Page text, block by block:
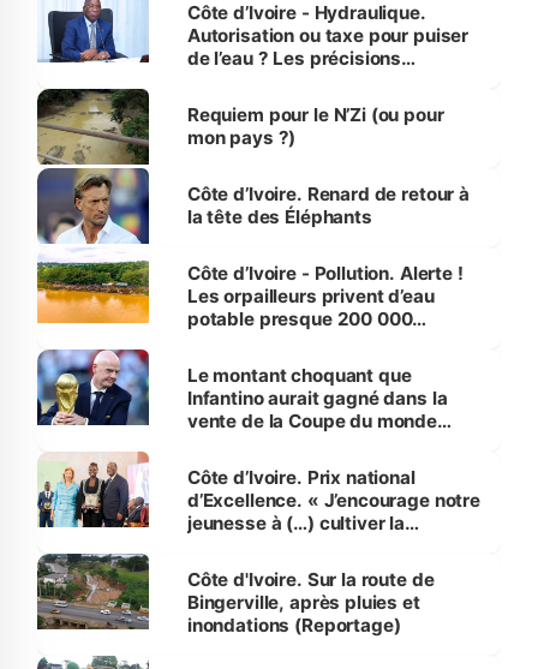
Côte d’Ivoire - Hydraulique.
Autorisation ou taxe pour puiser
de l’eau ? Les précisions
Requiem pour le N’Zi (ou pour
mon pays ?)
Côte d’Ivoire. Renard de retour à
la tête des Éléphants
Côte d’Ivoire - Pollution. Alerte !
Les orpailleurs privent d’eau
potable presque 200 000
Le montant choquant que
Infantino aurait gagné dans la
vente de la Coupe du monde
Côte d’Ivoire. Prix national
d’Excellence. « J’encourage notre
jeunesse à (…) cultiver la
(Alassane Ouattara
Côte d'Ivoire. Sur la route de
Bingerville, après pluies et
inondations (Reportage)